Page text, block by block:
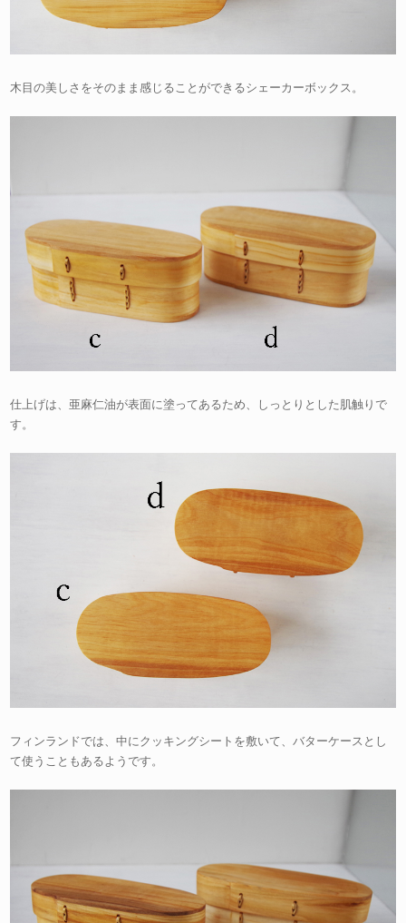
木目の美しさをそのまま感じることができるシェーカーボックス。
仕上げは、亜麻仁油が表面に塗ってあるため、しっとりとした肌触りで
す。
フィンランドでは、中にクッキングシートを敷いて、バターケースとし
て使うこともあるようです。